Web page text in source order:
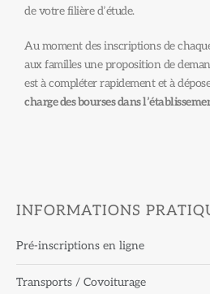
de votre filière d’étude.
Au moment des inscriptions de
aux familles une proposition de
est à compléter rapidement et à
charge des bourses dans
INFORMATIONS
Pré-inscriptions en ligne
Transports / Covoiturage